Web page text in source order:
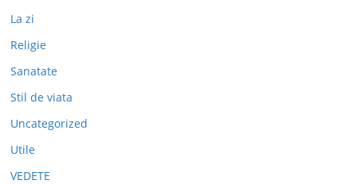
La zi
Religie
Sanatate
Stil de viata
Uncategorized
Utile
VEDETE